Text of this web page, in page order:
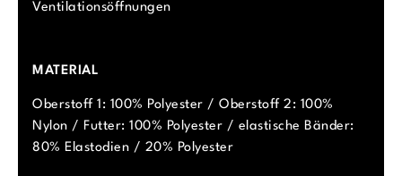
Ventilationsöffnungen
MATERIAL
Oberstoff 1: 100% Polyester / Oberstoff 2: 100%
Nylon / Futter: 100% Polyester / elastische Bänder:
80% Elastodien / 20% Polyester